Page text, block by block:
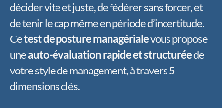
décider vite et juste, de fédérer sans forcer, et
de tenir le cap même en période d’incertitude.
Cetest de posture managérialevous propose
uneauto-évaluation rapide et structuréede
votre style de management, à travers 5
dimensions clés.